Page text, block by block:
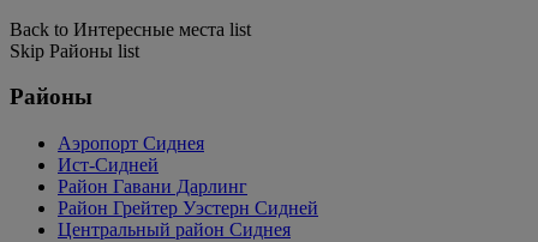
Back to Интересные места list
Skip Районы list
Районы
Аэропорт Сиднея
Ист-Сидней
Район Гавани Дарлинг
Район Грейтер Уэстерн Сидней
Центральный район Сиднея